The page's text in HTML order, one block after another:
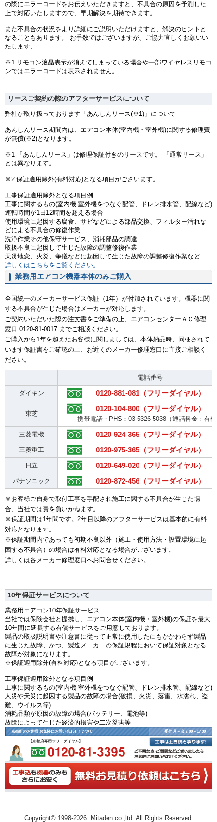
の際にエラーコードをお伝えいただきますと、不具合の原因を予測した
上で対応いたしますので、早期解決を期待できます。
また不具合の状況をより詳細にご説明いただけますと、解決のヒントと
なることもあります。 お手数ではございますが、ご協力宜しくお願いい
たします。
※1 リモコン液晶表示が消えてしまっている場合や一部ワイヤレスリモコ
ンではエラーコードは表示されません。
リースご契約の際のアフターサービスについて
弊社が取り扱っております「あんしんリース(※1)」について
あんしんリース期間内は、エアコン本体(室内機・室外機)に関する修理費
が無償(※2)となります。
※1 「あんしんリース」は修理保証付きのリースです。 「通常リース」
とは異なります。
※2 保証適用除外(有料対応)となる項目がございます。
工事保証適用除外となる項目例
工事に関するもの(室内機 室外機をつなぐ配管、ドレン排水管、配線など)
運転時間が1日12時間を超える場合
使用環境に起因する腐食、サビなどによる部品交換、フィルター汚れな
どによる不具合の修復作業
洗浄作業その他保守サービス、消耗部品の調達
取扱不良に起因して生じた故障の調整修復作業
天災地変、火災、争議などに起因して生じた故障の調整修復作業など
詳しくはこちらをご覧ください。
業務用エアコン機器本体のみご購入
全国統一のメーカーサービス保証（1年）が付加されています。機器に関
する不具合が生じた場合はメーカーが対応します。
ご契約いただいた際の注文書をご準備の上、エアコンセンターＡＣ修理
窓口 0120-81-0017 までご相談ください。
ご購入から1年を超えたお客様に関しましては、本体納品時、同梱されて
います保証書をご確認の上、お近くのメーカー修理窓口に直接ご相談く
ださい。
電話番号
ダイキン 0120-881-081（フリーダイヤル）
東芝
0120-104-800（フリーダイヤル）
携帯電話・PHS：03-5326-5038（通話料金：有
三菱電機 0120-924-365（フリーダイヤル）
三菱重工 0120-975-365（フリーダイヤル）
日立 0120-649-020（フリーダイヤル）
パナソニック 0120-872-456（フリーダイヤル）
※お客様ご自身で取付工事を手配され施工に関する不具合が生じた場
合、当社では責を負いかねます。
※保証期間は1年間です。2年目以降のアフターサービスは基本的に有料
対応となります。
※保証期間内であっても初期不良以外（施工・使用方法・設置環境に起
因する不具合）の場合は有料対応となる場合がございます。
詳しくは各メーカー修理窓口へお問合せください。
10年保証サービスについて
業務用エアコン10年保証サービス
当社では保険会社と提携し、エアコン本体(室内機・室外機)の保証を最大
10年間に延長する有償サービスをご用意しております。
製品の取扱説明書や注意書に従って正常に使用したにもかかわらず製品
に生じた故障、かつ、製造メーカーの保証規程において保証対象となる
故障が対象になります。
※保証適用除外(有料対応)となる項目がございます。
工事保証適用除外となる項目例
工事に関するもの(室内機-室外機をつなぐ配管、ドレン排水管、配線など)
人災や天災に起因する製品の故障の場合(破損、火災、落雷、水濡れ、盗
難、ウイルス等)
消耗品類が原因の故障の場合(バッテリー、電池等)
故障によって生じた経済的損害や二次災害等
京都府のお客様 お気軽にお問い合わせください 受付 月～金 9:00～17:30
【京都府専用フリーダイヤル】
Copyright© 1998-2026 Mitaden co.,ltd. All Rights Reserved.